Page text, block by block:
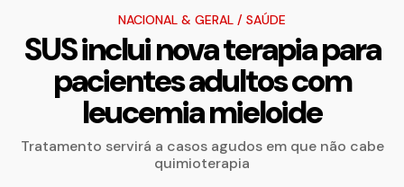
NACIONAL & GERAL / SAÚDE
SUS inclui nova terapia para
pacientes adultos com
leucemia mieloide
Tratamento servirá a casos agudos em que não cabe
quimioterapia